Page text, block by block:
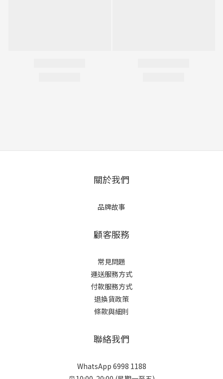
關於我們
品牌故事
顧客服務
常見問題
運送服務方式
付款服務方式
退換貨政策
條款與細則
聯絡我們
WhatsApp 6998 1188